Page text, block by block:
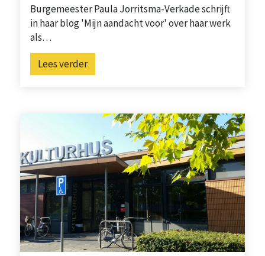
Burgemeester Paula Jorritsma-Verkade schrijft
in haar blog 'Mijn aandacht voor' over haar werk
als…
Lees verder